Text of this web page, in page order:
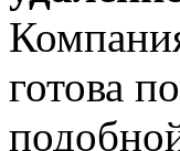
готова